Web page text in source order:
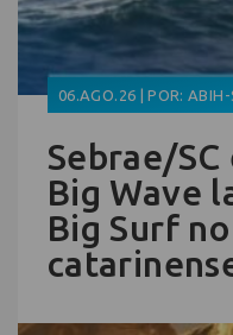
06.AGO.26 | POR: ABIH-
Sebrae/
Big Wave
Big Surf